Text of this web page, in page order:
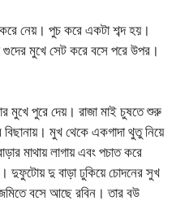
নেয়। পুচ করে একটা শব্দ হয়।
গুদের মুখে সেট করে বসে পরে উপর।
মুখে পুরে দেয়। রাজা মাই চুষতে শুরু
মুখ থেকে একগাদা থুতু নিয়ে
মাথায় লাগায় এবং পচাত করে
দুফুটোয় দু বাড়া ঢুকিয়ে চোদনের সুখ
বসে আছে রবিন। তার বউ